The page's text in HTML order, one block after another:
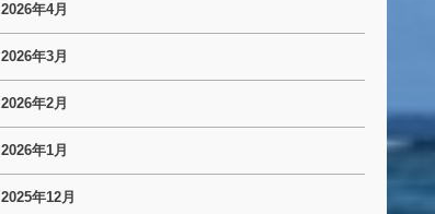
2026年4月
2026年3月
2026年2月
2026年1月
2025年12月